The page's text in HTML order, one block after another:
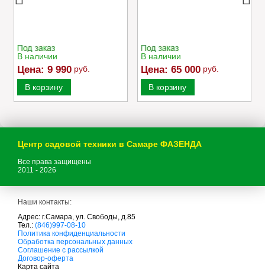
В наличии
Цена: 9 990 руб.
В корзину
В наличии
Цена: 65 000 руб.
В корзину
Центр садовой техники в Самаре ФАЗЕНДА
Все права защищены
2011 - 2026
Наши контакты:
Адрес: г.Самара, ул. Свободы, д.85
Тел.: (846)997-08-10
с
а
д
о
в
Политика конфиденциальности
Обработка персональных данных
Соглашение с рассылкой
Договор-оферта
Карта сайта